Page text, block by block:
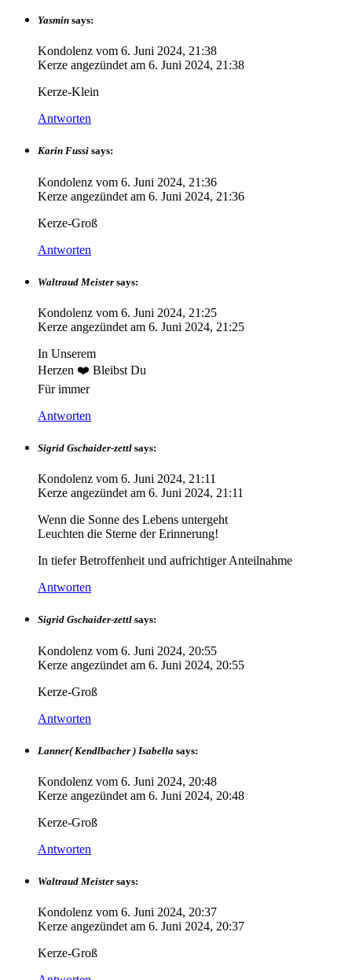
Yasmin says:
Kondolenz vom 6. Juni 2024, 21:38
Kerze angezündet am 6. Juni 2024, 21:38
Kerze-Klein
Antworten
Karin Fussi says:
Kondolenz vom 6. Juni 2024, 21:36
Kerze angezündet am 6. Juni 2024, 21:36
Kerze-Groß
Antworten
Waltraud Meister says:
Kondolenz vom 6. Juni 2024, 21:25
Kerze angezündet am 6. Juni 2024, 21:25
In Unserem
Herzen ❤️ Bleibst Du
Für immer
Antworten
Sigrid Gschaider-zettl says:
Kondolenz vom 6. Juni 2024, 21:11
Kerze angezündet am 6. Juni 2024, 21:11
Wenn die Sonne des Lebens untergeht
Leuchten die Sterne der Erinnerung!
In tiefer Betroffenheit und aufrichtiger Anteilnahme
Antworten
Sigrid Gschaider-zettl says:
Kondolenz vom 6. Juni 2024, 20:55
Kerze angezündet am 6. Juni 2024, 20:55
Kerze-Groß
Antworten
Lanner( Kendlbacher ) Isabella says:
Kondolenz vom 6. Juni 2024, 20:48
Kerze angezündet am 6. Juni 2024, 20:48
Kerze-Groß
Antworten
Waltraud Meister says:
Kondolenz vom 6. Juni 2024, 20:37
Kerze angezündet am 6. Juni 2024, 20:37
Kerze-Groß